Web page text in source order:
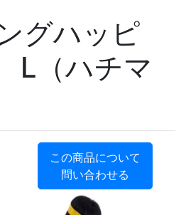
グハッピ
（ハチマ
この商品について
問い合わせる